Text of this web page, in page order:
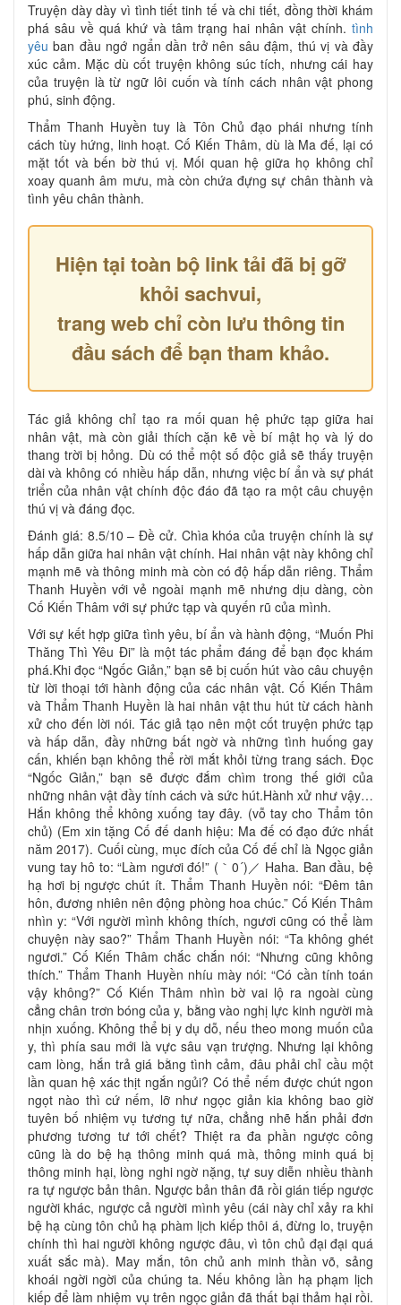
Truyện dày dày vì tình tiết tinh tế và chi tiết, đồng thời khám
phá sâu về quá khứ và tâm trạng hai nhân vật chính. tình
yêu ban đầu ngớ ngẩn dần trở nên sâu đậm, thú vị và đầy
xúc cảm. Mặc dù cốt truyện không súc tích, nhưng cái hay
của truyện là từ ngữ lôi cuốn và tính cách nhân vật phong
phú, sinh động.
Thẩm Thanh Huyền tuy là Tôn Chủ đạo phái nhưng tính
cách tùy hứng, linh hoạt. Cố Kiến Thâm, dù là Ma đế, lại có
mặt tốt và bến bờ thú vị. Mối quan hệ giữa họ không chỉ
xoay quanh âm mưu, mà còn chứa đựng sự chân thành và
tình yêu chân thành.
Hiện tại toàn bộ link tải đã bị gỡ
khỏi sachvui,
trang web chỉ còn lưu thông tin
đầu sách để bạn tham khảo.
Tác giả không chỉ tạo ra mối quan hệ phức tạp giữa hai
nhân vật, mà còn giải thích cặn kẽ về bí mật họ và lý do
thang trời bị hỏng. Dù có thể một số độc giả sẽ thấy truyện
dài và không có nhiều hấp dẫn, nhưng việc bí ẩn và sự phát
triển của nhân vật chính độc đáo đã tạo ra một câu chuyện
thú vị và đáng đọc.
Đánh giá: 8.5/10 – Đề cử. Chìa khóa của truyện chính là sự
hấp dẫn giữa hai nhân vật chính. Hai nhân vật này không chỉ
mạnh mẽ và thông minh mà còn có độ hấp dẫn riêng. Thẩm
Thanh Huyền với vẻ ngoài mạnh mẽ nhưng dịu dàng, còn
Cố Kiến Thâm với sự phức tạp và quyến rũ của mình.
Với sự kết hợp giữa tình yêu, bí ẩn và hành động, “Muốn Phi
Thăng Thì Yêu Đi” là một tác phẩm đáng để bạn đọc khám
phá.Khi đọc “Ngốc Giản,” bạn sẽ bị cuốn hút vào câu chuyện
từ lời thoại tới hành động của các nhân vật. Cố Kiến Thâm
và Thẩm Thanh Huyền là hai nhân vật thu hút từ cách hành
xử cho đến lời nói. Tác giả tạo nên một cốt truyện phức tạp
và hấp dẫn, đầy những bất ngờ và những tình huống gay
cấn, khiến bạn không thể rời mắt khỏi từng trang sách. Đọc
“Ngốc Giản,” bạn sẽ được đắm chìm trong thế giới của
những nhân vật đầy tính cách và sức hút.Hành xử như vậy…
Hắn không thể không xuống tay đây. (vỗ tay cho Thẩm tôn
chủ) (Em xin tặng Cố đế danh hiệu: Ma đế có đạo đức nhất
năm 2017). Cuối cùng, mục đích của Cố đế chỉ là Ngọc giản
vung tay hô to: “Làm ngươi đó!” (｀0´)／ Haha. Ban đầu, bệ
hạ hơi bị ngược chút ít. Thẩm Thanh Huyền nói: “Đêm tân
hôn, đương nhiên nên động phòng hoa chúc.” Cố Kiến Thâm
nhìn y: “Với người mình không thích, ngươi cũng có thể làm
chuyện này sao?” Thẩm Thanh Huyền nói: “Ta không ghét
ngươi.” Cố Kiến Thâm chắc chắn nói: “Nhưng cũng không
thích.” Thẩm Thanh Huyền nhíu mày nói: “Có cần tính toán
vậy không?” Cố Kiến Thâm nhìn bờ vai lộ ra ngoài cùng
cẳng chân trơn bóng của y, bằng vào nghị lực kinh người mà
nhịn xuống. Không thể bị y dụ dỗ, nếu theo mong muốn của
y, thì phía sau mới là vực sâu vạn trượng. Nhưng lại không
cam lòng, hắn trả giá bằng tình cảm, đâu phải chỉ cầu một
lần quan hệ xác thịt ngắn ngủi? Có thể nếm được chút ngon
ngọt nào thì cứ nếm, lỡ như ngọc giản kia không bao giờ
tuyên bố nhiệm vụ tương tự nữa, chẳng nhẽ hắn phải đơn
phương tương tư tới chết? Thiệt ra đa phần ngược công
cũng là do bệ hạ thông minh quá mà, thông minh quá bị
thông minh hại, lòng nghi ngờ nặng, tự suy diễn nhiều thành
ra tự ngược bản thân. Ngược bản thân đã rồi gián tiếp ngược
người khác, ngược cả người mình yêu (cái này chỉ xảy ra khi
bệ hạ cùng tôn chủ hạ phàm lịch kiếp thôi á, đừng lo, truyện
chính thì hai người không ngược đâu, vì tôn chủ đại đại quá
xuất sắc mà). May mắn, tôn chủ anh minh thần võ, sảng
khoái ngời ngời của chúng ta. Nếu không lần hạ phạm lịch
kiếp để làm nhiệm vụ trên ngọc giản đã thất bại thảm hại rồi.